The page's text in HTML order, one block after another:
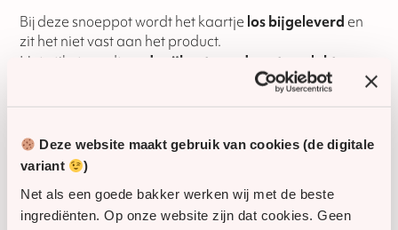
Deze website maakt gebruik van cookies (de digitale
variant
)
Net als een goede bakker werken wij met de beste
ingrediënten. Op onze website zijn dat cookies. Geen
Bij deze snoeppot wordt het kaartje los bijgeleverd en
zit het niet vast aan het product.
Het etiket wordt
op de zijkant van de pot geplakt
Wil je vooraf even overleggen of heb je specifieke
wensen voor een grotere afname? Neem gerust contact
bestelling passend te maken.